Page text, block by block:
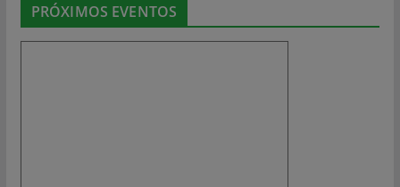
PRÓXIMOS EVENTOS